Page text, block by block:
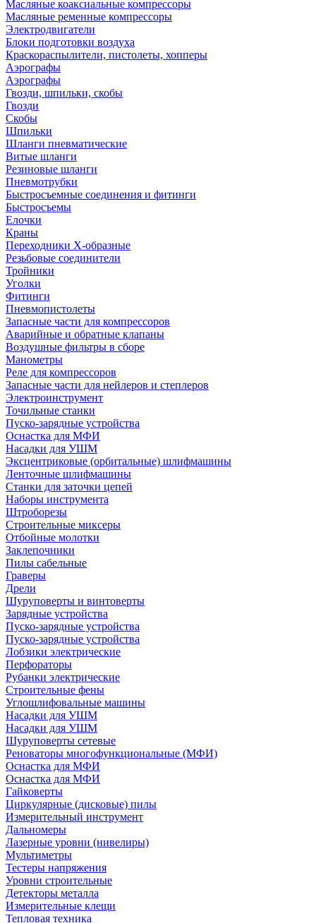
Масляные коаксиальные компрессоры
Масляные ременные компрессоры
Электродвигатели
Блоки подготовки воздуха
Краскораспылители, пистолеты, хопперы
Аэрографы
Аэрографы
Гвозди, шпильки, скобы
Гвозди
Скобы
Шпильки
Шланги пневматические
Витые шланги
Резиновые шланги
Пневмотрубки
Быстросъемные соединения и фитинги
Быстросъемы
Елочки
Краны
Переходники Х-образные
Резьбовые соединители
Тройники
Уголки
Фитинги
Пневмопистолеты
Запасные части для компрессоров
Аварийные и обратные клапаны
Воздушные фильтры в сборе
Манометры
Реле для компрессоров
Запасные части для нейлеров и степлеров
Электроинструмент
Точильные станки
Пуско-зарядные устройства
Оснастка для МФИ
Насадки для УШМ
Эксцентриковые (орбитальные) шлифмашины
Ленточные шлифмашины
Станки для заточки цепей
Наборы инструмента
Штроборезы
Строительные миксеры
Отбойные молотки
Заклепочники
Пилы сабельные
Граверы
Дрели
Шуруповерты и винтоверты
Зарядные устройства
Пуско-зарядные устройства
Пуско-зарядные устройства
Лобзики электрические
Перфораторы
Рубанки электрические
Строительные фены
Углошлифовальные машины
Насадки для УШМ
Насадки для УШМ
Шуруповерты сетевые
Реноваторы многофункциональные (МФИ)
Оснастка для МФИ
Оснастка для МФИ
Гайковерты
Циркулярные (дисковые) пилы
Измерительный инструмент
Дальномеры
Лазерные уровни (нивелиры)
Мультиметры
Тестеры напряжения
Уровни строительные
Детекторы металла
Измерительные клещи
Тепловая техника